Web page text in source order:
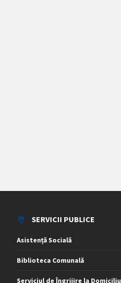
SERVICII PUBLICE
Asistență Socială
Biblioteca Comunală
Serviciul de Îngrijire la Domiciliu